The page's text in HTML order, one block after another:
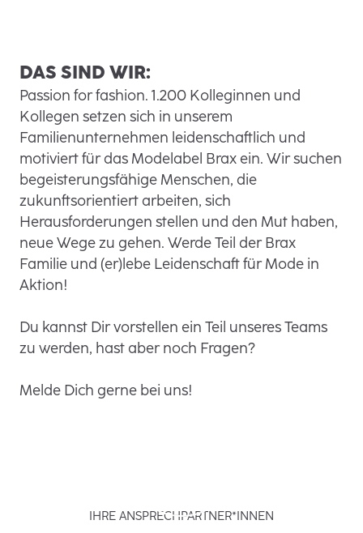
DAS SIND WIR:
Passion for fashion. 1.200 Kolleginnen und
Kollegen setzen sich in unserem
Familienunternehmen leidenschaftlich und
motiviert für das Modelabel Brax ein. Wir suchen
begeisterungsfähige Menschen, die
zukunftsorientiert arbeiten, sich
Herausforderungen stellen und den Mut haben,
neue Wege zu gehen. Werde Teil der Brax
Familie und (er)lebe Leidenschaft für Mode in
Aktion!
Du kannst Dir vorstellen ein Teil unseres Teams
zu werden, hast aber noch Fragen?
Melde Dich gerne bei uns!
IHRE ANSPRECHPARTNER*INNEN